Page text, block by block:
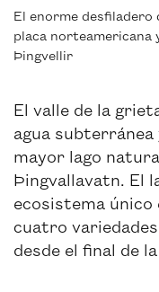
El enorme desfiladero
placa norteamericana
Þingvellir
El valle de la
agua subterránea
mayor lago
Þingvallavatn. El
ecosistema único
cuatro
desde el final de